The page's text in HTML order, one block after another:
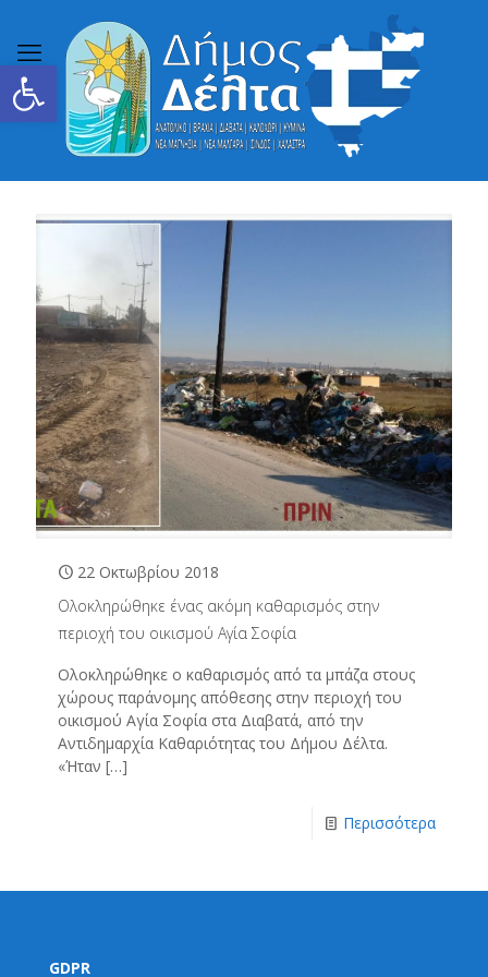
Ανοίξτε τη γραμμή εργαλείων
22 Οκτωβρίου 2018
Ολοκληρώθηκε ένας ακόμη καθαρισμός στην
περιοχή του οικισμού Αγία Σοφία
Ολοκληρώθηκε ο καθαρισμός από τα μπάζα στους
χώρους παράνομης απόθεσης στην περιοχή του
οικισμού Αγία Σοφία στα Διαβατά, από την
Αντιδημαρχία Καθαριότητας του Δήμου Δέλτα.
«Ήταν […]
Περισσότερα
GDPR